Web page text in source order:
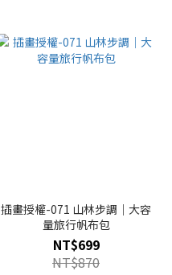
插畫授權-071 山林步調｜大容
量旅行帆布包
NT$699
NT$870